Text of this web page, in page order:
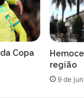
Copa
região
9 de